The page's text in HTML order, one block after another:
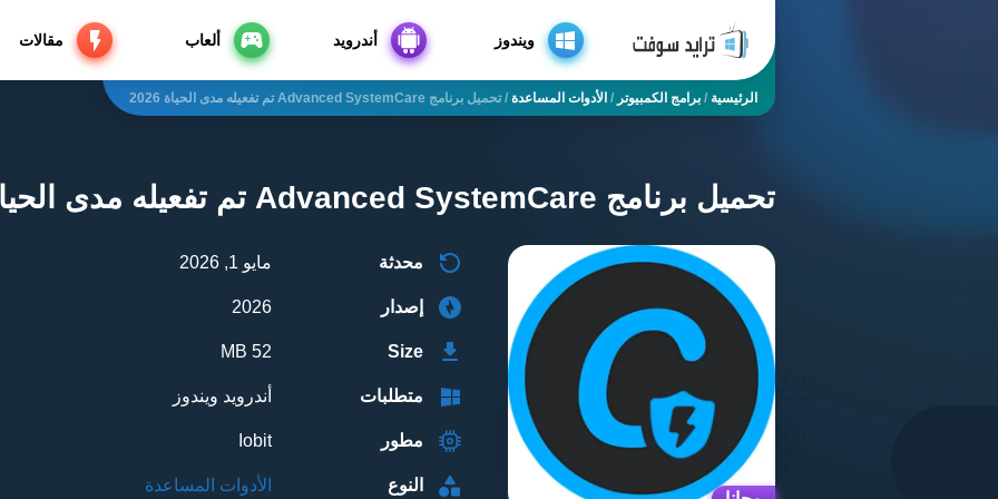
ويندوز أندرويد ألعاب مقالات
الرئيسية / برامج الكمبيوتر / الأدوات المساعدة /تحميل برنامج Advanced SystemCare تم تفعيله مدى الحياة 2026
تحميل برنامج Advanced SystemCare تم تفعيله مدى الحياة 2026
محدثة مايو 1, 2026
إصدار 2026
Size
52 MB
متطلبات أندرويد ويندوز
مطور Iobit
النوع الأدوات المساعدة